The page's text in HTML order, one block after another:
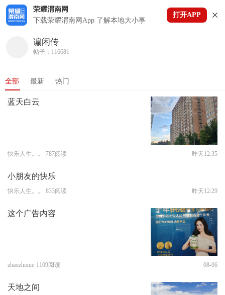
荣耀渭南网
下载荣耀渭南网App 了解本地大小事
打开APP
下拉刷新
谝闲传
帖子：116681
全部 最新 热门
蓝天白云
快乐人生。。 787阅读 昨天12:35
小朋友的快乐
快乐人生。。 833阅读 昨天12:29
这个广告内容
zhaozhixue 1109阅读 08-06
天地之间